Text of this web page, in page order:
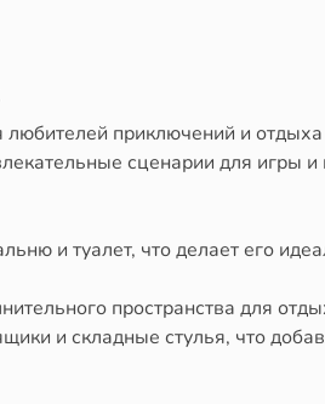
любителей приключений и
сценарии для игры и
и туалет, что делает его
пространства для
и складные стулья, что